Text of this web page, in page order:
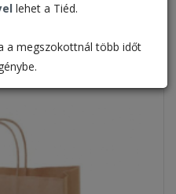
lehet a Tiéd.
a megszokottnál több időt